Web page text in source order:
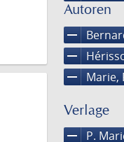
Autoren
remove
remove
remove Marie,
Verlage
remove P.